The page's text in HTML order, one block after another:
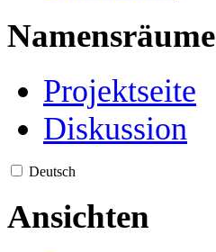
Namensräume
Projektseite
Diskussion
Deutsch
Ansichten